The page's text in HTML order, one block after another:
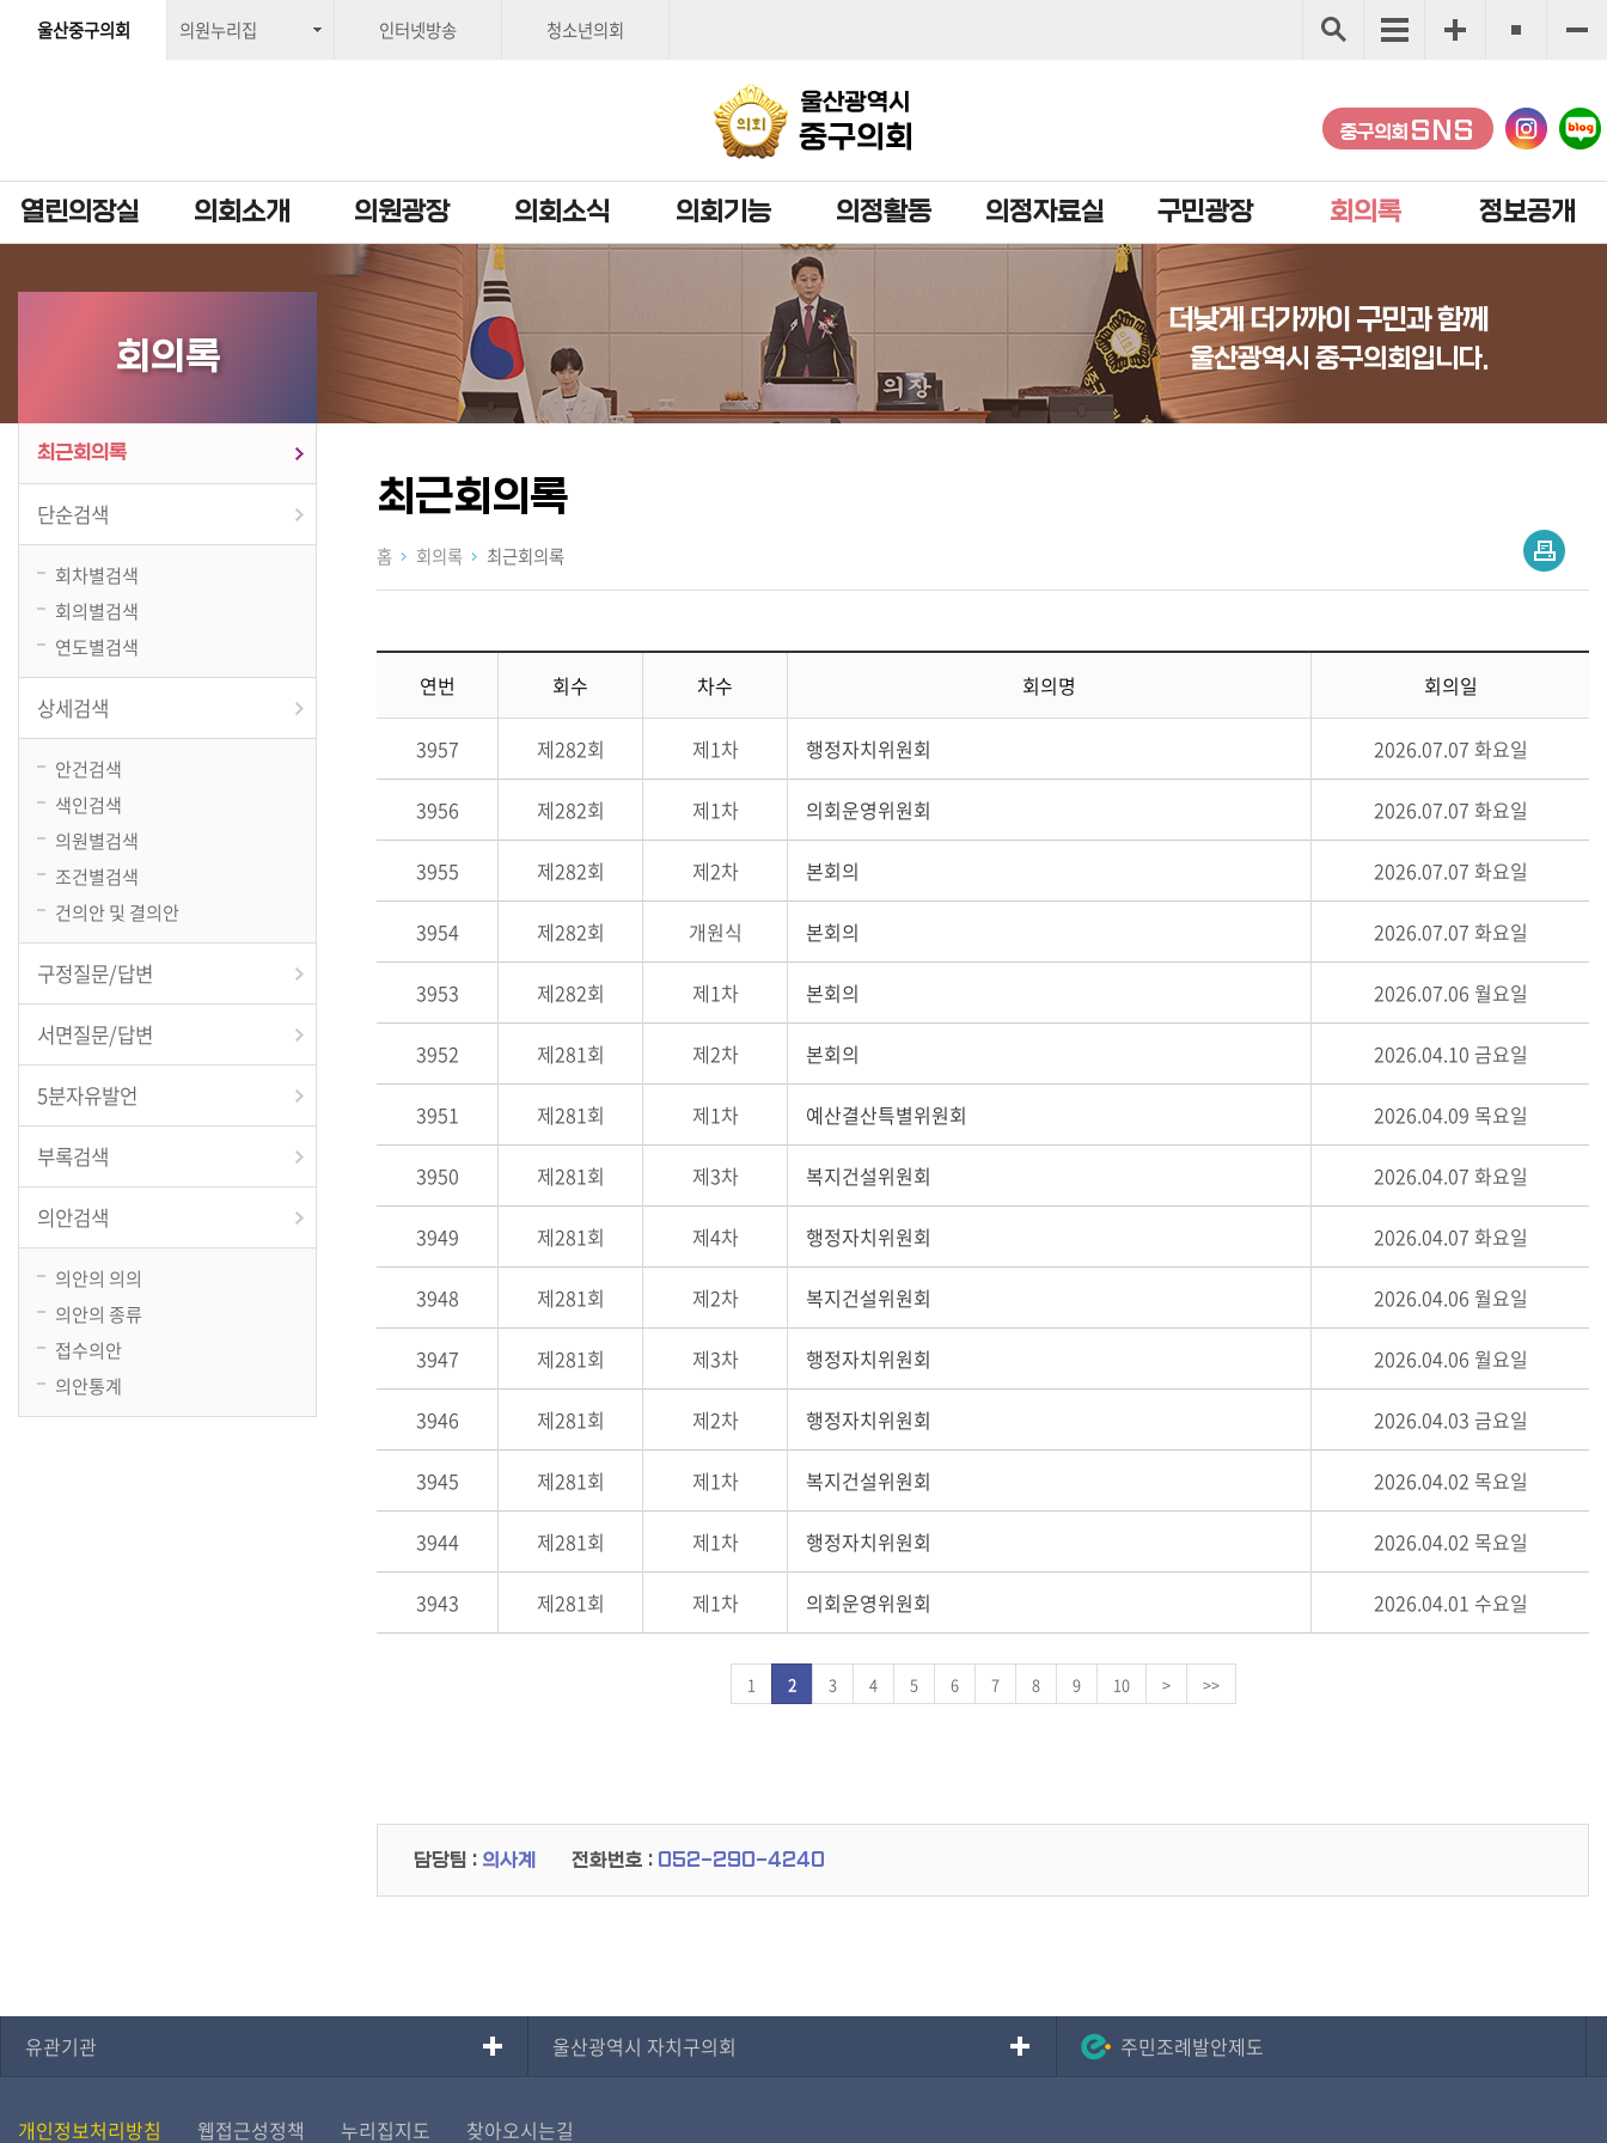
울산중구의회 의원누리집 인터넷방송 청소년의회
열린의장실 의회소개 의원광장 의회소식 의회기능 의정활동 의정자료실 구민광장 회의록 정보공개
중구의회 SNS
더낮게 더가까이 구민과 함께
울산광역시 중구의회입니다.
회의록
최근회의록
단순검색
회차별검색
회의별검색
연도별검색
상세검색
안건검색
색인검색
의원별검색
조건별검색
건의안 및 결의안
구정질문/답변
서면질문/답변
5분자유발언
부록검색
의안검색
의안의 의의
의안의 종류
접수의안
의안통계
홈 회의록 최근회의록
최근회의록
연번 회수 차수 회의명 회의일
3957 제282회 제1차 행정자치위원회 2026.07.07 화요일
3956 제282회 제1차 의회운영위원회 2026.07.07 화요일
3955 제282회 제2차 본회의 2026.07.07 화요일
3954 제282회 개원식 본회의 2026.07.07 화요일
3953 제282회 제1차 본회의 2026.07.06 월요일
3952 제281회 제2차 본회의 2026.04.10 금요일
3951 제281회 제1차 예산결산특별위원회 2026.04.09 목요일
3950 제281회 제3차 복지건설위원회 2026.04.07 화요일
3949 제281회 제4차 행정자치위원회 2026.04.07 화요일
3948 제281회 제2차 복지건설위원회 2026.04.06 월요일
3947 제281회 제3차 행정자치위원회 2026.04.06 월요일
3946 제281회 제2차 행정자치위원회 2026.04.03 금요일
3945 제281회 제1차 복지건설위원회 2026.04.02 목요일
3944 제281회 제1차 행정자치위원회 2026.04.02 목요일
3943 제281회 제1차 의회운영위원회 2026.04.01 수요일
1 2 3 4 5 6 7 8 9 10 > >>
담당팀 : 의사계 전화번호 : 052-290-4240
유관기관 울산광역시 자치구의회 주민조례발안제도
개인정보처리방침 웹접근성정책 누리집지도 찾아오시는길